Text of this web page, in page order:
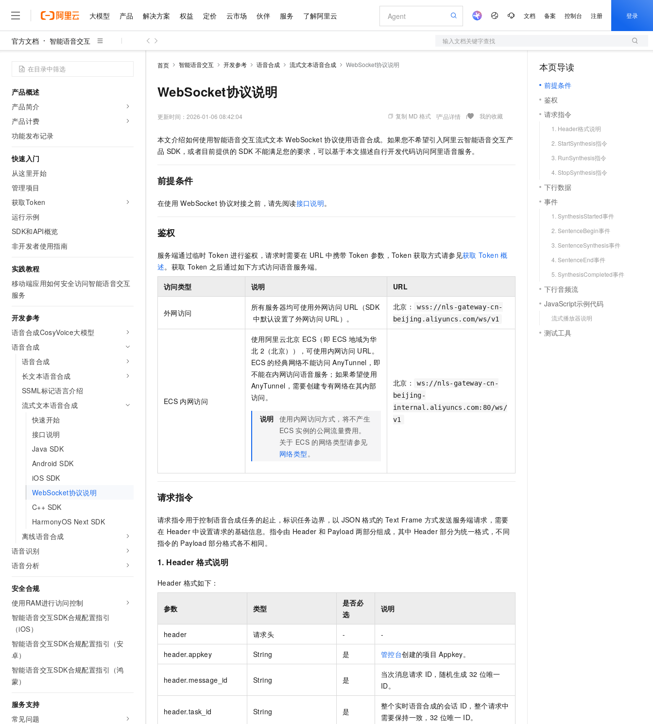
大模型 产品 解决方案 权益 定价 云市场 伙伴 服务 了解阿里云 文档 备案 控制台 注册 登录
官方文档 智能语音交互 输入文档关键字查找
产品概述
产品简介
产品计费
功能发布记录
快速入门
从这里开始
管理项目
获取Token
运行示例
SDK和API概览
非开发者使用指南
实践教程
移动端应用如何安全访问智能语音交互
服务
开发参考
语音合成CosyVoice大模型
语音合成
语音合成
长文本语音合成
SSML标记语言介绍
流式文本语音合成
快速开始
接口说明
Java SDK
Android SDK
iOS SDK
WebSocket协议说明
C++ SDK
HarmonyOS Next SDK
离线语音合成
语音识别
语音分析
安全合规
使用RAM进行访问控制
智能语音交互SDK合规配置指引
（iOS）
智能语音交互SDK合规配置指引（安
卓）
智能语音交互SDK合规配置指引（鸿
蒙）
服务支持
常见问题
首页 智能语音交互 开发参考 语音合成 流式文本语音合成 WebSocket协议说明
WebSocket协议说明
更新时间： 2026-01-06 08:42:04 复制 MD 格式 产品详情 我的收藏
本文介绍如何使用智能语音交互流式文本 WebSocket 协议使用语音合成。如果您不希望引入阿里云智能语音交互产
品 SDK，或者目前提供的 SDK 不能满足您的要求，可以基于本文描述自行开发代码访问阿里语音服务。
前提条件
在使用 WebSocket 协议对接之前，请先阅读接口说明。
鉴权
服务端通过临时 Token 进行鉴权，请求时需要在 URL 中携带 Token 参数，Token 获取方式请参见获取 Token 概
述。获取 Token 之后通过如下方式访问语音服务端。
访问类型 说明 URL
外网访问
所有服务器均可使用外网访问 URL（SDK
中默认设置了外网访问 URL）。
北京：
wss://nls-gateway-cn-
beijing.aliyuncs.com/ws/v1
ECS 内网访问
使用阿里云北京 ECS（即 ECS 地域为华
北 2（北京）），可使用内网访问 URL。
ECS 的经典网络不能访问 AnyTunnel，即
不能在内网访问语音服务；如果希望使用
AnyTunnel，需要创建专有网络在其内部
访问。
说明 使用内网访问方式，将不产生
ECS 实例的公网流量费用。
关于 ECS 的网络类型请参见
网络类型。
北京：
ws://nls-gateway-cn-
beijing-
internal.aliyuncs.com:80/ws/
v1
请求指令
请求指令用于控制语音合成任务的起止，标识任务边界，以 JSON 格式的 Text Frame 方式发送服务端请求，需要
在 Header 中设置请求的基础信息。指令由 Header 和 Payload 两部分组成，其中 Header 部分为统一格式，不同
指令的 Payload 部分格式各不相同。
1. Header 格式说明
Header 格式如下：
参数 类型
是否必
选
说明
header 请求头 - -
header.appkey String 是 管控台创建的项目 Appkey。
header.message_id String 是
当次消息请求 ID，随机生成 32 位唯一
ID。
header.task_id String 是
整个实时语音合成的会话 ID，整个请求中
需要保持一致，32 位唯一 ID。
本页导读
前提条件
鉴权
请求指令
1. Header格式说明
2. StartSynthesis指令
3. RunSynthesis指令
4. StopSynthesis指令
下行数据
事件
1. SynthesisStarted事件
2. SentenceBegin事件
3. SentenceSynthesis事件
4. SentenceEnd事件
5. SynthesisCompleted事件
下行音频流
JavaScript示例代码
流式播放器说明
测试工具
大模型
千问AI平台
Qwen3.8-Max HOT
Qwen3.7-Plus
Kimi-K3 NEW HappyHorse-1.1-T2V
语音识别与合成
Qwen3-TTS-Flash
大模型服务
个人版上线、团队版降价；千问3.8-Max首发发尝鲜
千问AI平台-模型体验
新一代 AI 视频生成模型，深度适配广告营销等场景
AI 应用构建
大模型服务平台百炼-智能体
灵活可视化地构建企业级 Agent
人工智能平台 PAI
AI Native 的算法工程平台，一站式完成建模、训练、推理服务部署
大模型原生应用
面向真实软件的智能体编程平台
万有无界
NEW
一站式AI生产力平台
即刻拥有 DeepSeek-R1 满血版
多模态数据信息提取
产品
精选产品
容器
存储
网络与CDN
安全
中间件
数据库
大数据计算
企业服务与云通信
域名与网站
终端用户计算
Serverless
开发工具
迁移与运维管理
专有云
精选产品
多元化、高性能、安全可靠的大模型服务
无影云电脑
随时随地安全接入的云上超级电脑
面向分析的企业级SaaS模式云数据仓库
提供智能易用的域名与建站服务
人工智能平台 PAI 大模型
一站式AI开发、训练和推理服务
提供一站式管理容器应用的 K8s 服务
全托管，含MySQL、PostgreSQL、SQL Server、MariaDB多引擎
Qoder
面向真实软件的智能体编程平台
轻量应用服务器
数字证书管理服务（原SSL证书）
实现全站 HTTPS，呈现可信的 Web 访问
大数据开发治理平台 DataWorks
解决方案
精选解决方案
大数据
现代化应用
安全
网络
可观测
上云与迁云
企业出海
精选解决方案
上传文档即自动完成翻译和格式还原
Hermes Agent，打造自进化智能体
自主进化，持久记忆，越用越聪明
5 分钟轻松部署专属 QwenPaw HOT
从聊天伙伴进化为能主动干活的本地数字员工
一键购买专属联机服务器，轻松开启游戏
高效搭建 AI 智能体与工作流应用
通过阿里云百炼高效搭建AI应用,助力高效开发
Agency Agents：拥有专属领域专家
HappyHorse 打造一站式影视创作平台
漫剧工坊：一站式动画创作平台
快速生产连贯的高质量长漫剧
10 分钟搭建微信、支付宝小程序
高效部署网站，快速应用到小程序
权益 普惠上云
云服务器38元/年起，超值低价云产品抢先购
推荐新用户得奖励，单订单最高返9万
云工开物
高校专属算力普惠，学生认证享300元代金券
免费试用
最高领取价值200元试用点，立即开启云上创新
1亿+ 大模型 tokens 和 30+ 款产品免费体验
140+云产品 免费试用
产品新客免费试用，最长12个月
大模型ACA认证体验
助力企业全员 AI 认知与能力提升
AI 特惠
至高享 1亿+免费 tokens，加速 Al 应用落地
Token Plan 模型订阅计划
Qwen3.8-Max 首发尝鲜，限时加量 10 倍，夜间低至2折
送.CN域名，送备案服务码
AI 场景体验
从图文生成到视频创作，一键激活电商全链路生产力
AI 广告创作
图文、视频一站生成，高效打造优质广告素材
智能客服
AI 活动
AI 生产力先锋
先锋实践拓展 AI 生产力的边界
飞天发布时刻
所见，即是所愿
从基础到进阶，Agent 创客手把手教你
创新加速
覆盖90%+业务场景，专享组合折扣价
精选AI产品，从模型到应用全链提效
定价 产品定价
了解云产品的定价详情
云上成本管理
管理和优化成本
价格计算器
自助选配和估算价格
价格优势
配置报价器
阿里云 OPC 创新助力计划
Token 补贴，五大权
益加速 OPC 成功
云市场 精选商城
多端小程序
观测云
蓝凌 OA
Tableau 订阅
AI空中课堂在线直播课堂（旗舰版）
生态解决方案
行业生态解决方案
开发者生态解决方案
数据与 API
手机三要素
OCR 文字识别
CRM
财税管理
400电话
基础软件
JAVA
建站小程序
模板建站
定制建站
建站系统
专业服务
AI 应用及服务市场
伙伴 成为销售伙伴
咨询伙伴
销售伙伴合作计划
无影生态合作计划
Salesforce On Alibaba Cloud
AI 大模型销售与服务生态合作计划
成为产品伙伴
产品生态伙伴
产品伙伴合作计划
云网络合作计划
服务伙伴合作计划
Al MaaS 服务伙伴赋能合作
伙伴信用分合作计划
更多支持
合作伙伴培训与认证
查询合作伙伴
登录合作伙伴管理后台
服务 售前咨询
自助服务
在线服务
工单服务
短信专区
企业增值服务
专家技术服务
企业成长
服务实践
阿里云认证
信息公告
官网公告
开发者社区
我要反馈
了解阿里云 为什么选择阿里云
技术领先
分析师报告
云开发大赛
最佳实践
云上奥运之旅
看见新力量
市场活动
魔搭 ModelScope
加入我们
校园招聘